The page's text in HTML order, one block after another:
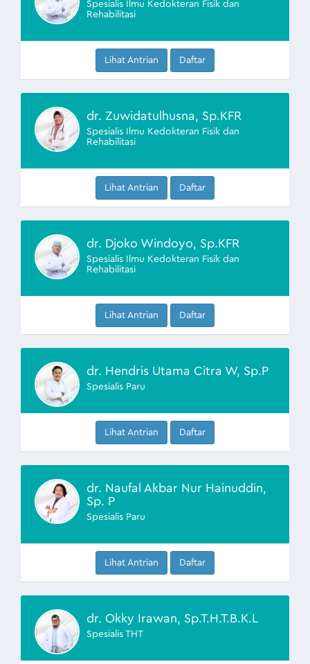
Spesialis Ilmu Kedokteran Fisik dan
Rehabilitasi
Lihat Antrian Daftar
dr. Zuwidatulhusna, Sp.KFR
Spesialis Ilmu Kedokteran Fisik dan
Rehabilitasi
Lihat Antrian Daftar
dr. Djoko Windoyo, Sp.KFR
Spesialis Ilmu Kedokteran Fisik dan
Rehabilitasi
Lihat Antrian Daftar
dr. Hendris Utama Citra W, Sp.P
Spesialis Paru
Lihat Antrian Daftar
dr. Naufal Akbar Nur Hainuddin,
Sp. P
Spesialis Paru
Lihat Antrian Daftar
dr. Okky Irawan, Sp.T.H.T.B.K.L
Spesialis THT